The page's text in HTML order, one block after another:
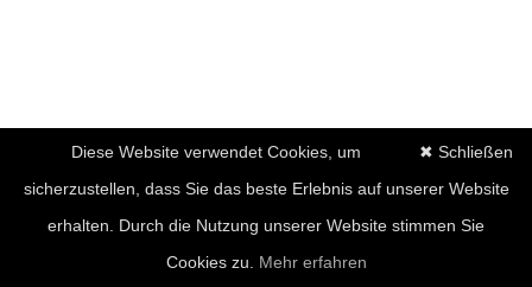
✖ Schließen
Diese Website verwendet Cookies, um
sicherzustellen, dass Sie das beste Erlebnis auf unserer Website
erhalten. Durch die Nutzung unserer Website stimmen Sie
Cookies zu. Mehr erfahren